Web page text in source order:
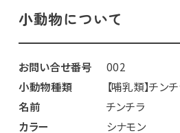
小動物について
お問い合せ番号
002
小動物種類
【哺乳類】チン
名前
チンチラ
カラー
シナモン